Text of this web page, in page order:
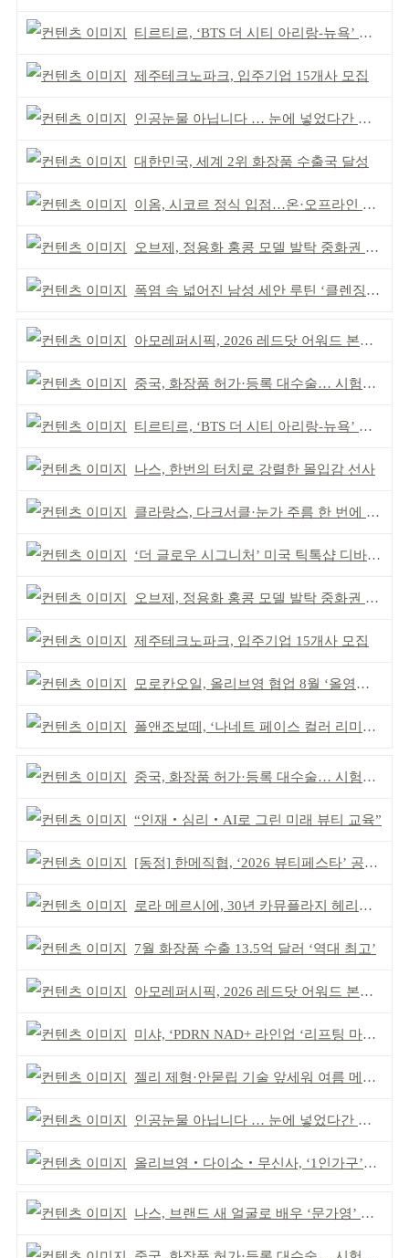
티르티르, ‘BTS 더 시티 아리랑-뉴욕’ 참여
제주테크노파크, 입주기업 15개사 모집
인공눈물 아닙니다 … 눈에 넣었다간 각막 손상
대한민국, 세계 2위 화장품 수출국 달성
이옴, 시코르 정식 입점…온·오프라인 유통망 확대
오브제, 정용화 홍콩 모델 발탁 중화권 공략 강화
폭염 속 넓어진 남성 세안 루틴 ‘클렌징’ 거래액 급증
아모레퍼시픽, 2026 레드닷 어워드 본상 2개 수상
중국, 화장품 허가·등록 대수술… 시험자료 공용 허용
티르티르, ‘BTS 더 시티 아리랑-뉴욕’ 참여
나스, 한번의 터치로 강렬한 몰입감 선사
클라랑스, 다크서클·눈가 주름 한 번에 더블 케어
‘더 글로우 시그니처’ 미국 틱톡샵 디바이스 부문 1위
오브제, 정용화 홍콩 모델 발탁 중화권 공략 강화
제주테크노파크, 입주기업 15개사 모집
모로칸오일, 올리브영 협업 8월 ‘올영픽’ 선정
폴앤조보떼, ‘나네트 페이스 컬러 리미티드’ 출시
중국, 화장품 허가·등록 대수술… 시험자료 공용 허용
“인재‧심리‧AI로 그린 미래 뷰티 교육”
[동정] 한메직협, ‘2026 뷰티페스타’ 공동 주최
로라 메르시에, 30년 카뮤플라지 헤리티지 담아
7월 화장품 수출 13.5억 달러 ‘역대 최고’
아모레퍼시픽, 2026 레드닷 어워드 본상 2개 수상
미샤, ‘PDRN NAD+ 라인업 ‘리프팅 마스크’ 출시
젤리 제형·안묻립 기술 앞세워 여름 메이크업 시장 공략
인공눈물 아닙니다 … 눈에 넣었다간 각막 손상
올리브영‧다이소‧무신사, ‘1인가구’가 이끈다
나스, 브랜드 새 얼굴로 배우 ‘문가영’ 발탁